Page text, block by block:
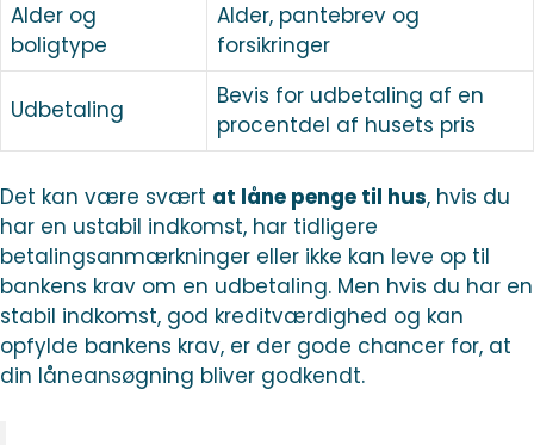
Alder og
boligtype
Alder, pantebrev og
forsikringer
Udbetaling
Bevis for udbetaling af en
procentdel af husets pris
Det kan være svært at låne penge til hus, hvis du
har en ustabil indkomst, har tidligere
betalingsanmærkninger eller ikke kan leve op til
bankens krav om en udbetaling. Men hvis du har en
stabil indkomst, god kreditværdighed og kan
opfylde bankens krav, er der gode chancer for, at
din låneansøgning bliver godkendt.